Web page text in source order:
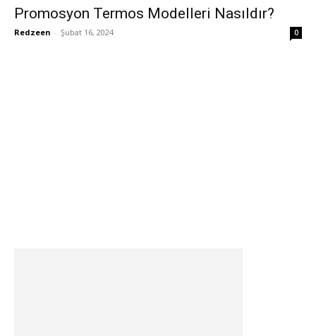
Promosyon Termos Modelleri Nasıldır?
Redzeen - Şubat 16, 2024 0